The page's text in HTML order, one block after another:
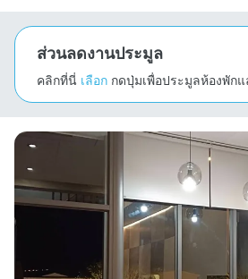
ส่วนลดงานประมูล
คลิกที่นี่ เลือก กดปุ่มเพื่อประมูลห้องพัก